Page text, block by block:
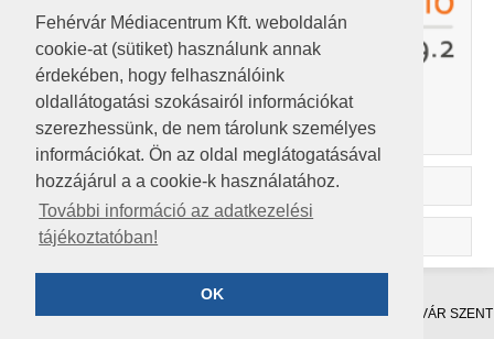
Fehérvár Médiacentrum Kft. weboldalán
cookie-at (sütiket) használunk annak
érdekében, hogy felhasználóink
oldallátogatási szokásairól információkat
szerezhessünk, de nem tárolunk személyes
információkat. Ön az oldal meglátogatásával
hozzájárul a a cookie-k használatához.
További információ az adatkezelési
tájékoztatóban!
OK
A lejátszó Adobe Flash Player 10-et igényel.
Innen letöltheted.
©2019FEHÉRVÁR MÉDIACENTRUM KFT.8000 SZÉKESFEHÉRVÁR SZENT